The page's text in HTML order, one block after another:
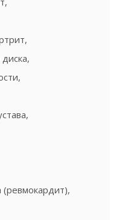
(ревмокардит),